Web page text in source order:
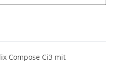
Compose Ci3 mit